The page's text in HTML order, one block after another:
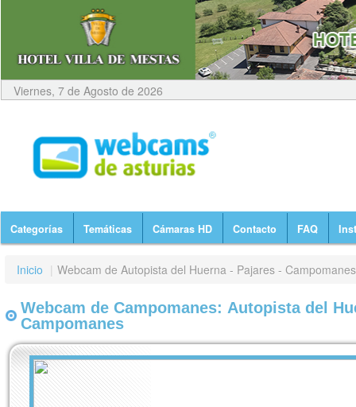
Viernes, 7 de Agosto de 2026
Categorías Temáticas Cámaras HD Contacto FAQ
Inicio | Webcam de Autopista del Huerna - Pajares - Campomanes
Webcam de Campomanes: Autopista del
Campomanes